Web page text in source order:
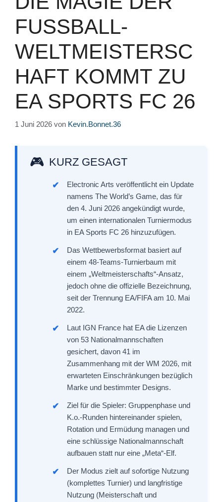
FUSSBALL-W
ELTMEISTERSCH
AFT KOMMT ZU E
A SPORTS FC 26
1 Juni 2026 von Kevin.Bonnet.36
KURZ GESAGT
Electronic Arts veröffentlicht ein Update
namens The World’s Game, das für
den 4. Juni 2026 angekündigt wurde,
um einen internationalen Turniermodus
in EA Sports FC 26 hinzuzufügen.
Das Wettbewerbsformat basiert auf
einem 48-Teams-Turnierbaum mit
einem „Weltmeisterschafts“-Ansatz,
jedoch ohne die offizielle Bezeichnung,
seit der Trennung EA/FIFA am 10. Mai
2022.
Laut IGN France hat EA die Lizenzen
von 53 Nationalmannschaften
gesichert, davon 41 im
Zusammenhang mit der WM 2026, mit
erwarteten Einschränkungen bezüglich
Marke und bestimmter Designs.
Ziel für die Spieler: Gruppenphase und
K.o.-Runden hintereinander spielen,
Rotation und Ermüdung managen und
eine schlüssige Nationalmannschaft
aufbauen statt nur eine „Meta“-Elf.
Der Modus zielt auf sofortige Nutzung
(komplettes Turnier) und langfristige
Nutzung (Meisterschaft und